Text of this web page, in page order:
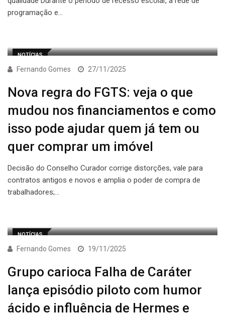
programação e…
NOTÍCIAS
Fernando Gomes 27/11/2025
Nova regra do FGTS: veja o que
mudou nos financiamentos e como
isso pode ajudar quem já tem ou
quer comprar um imóvel
Decisão do Conselho Curador corrige distorções, vale para
contratos antigos e novos e amplia o poder de compra de
trabalhadores;…
NOTÍCIAS
Fernando Gomes 19/11/2025
Grupo carioca Falha de Caráter
lança episódio piloto com humor
ácido e influência de Hermes e